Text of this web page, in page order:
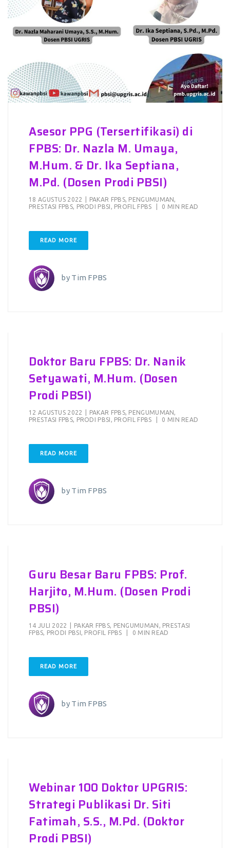
Asesor PPG (Tersertifikasi) di
FPBS: Dr. Nazla M. Umaya,
M.Hum. & Dr. Ika Septiana,
M.Pd. (Dosen Prodi PBSI)
18 AGUSTUS 2022 PAKAR FPBS, PENGUMUMAN,
PRESTASI FPBS, PRODI PBSI , PROFIL FPBS 0 MIN READ
READ MORE
by Tim FPBS
Doktor Baru FPBS: Dr. Nanik
Setyawati, M.Hum. (Dosen
Prodi PBSI)
12 AGUSTUS 2022 PAKAR FPBS, PENGUMUMAN,
PRESTASI FPBS, PRODI PBSI , PROFIL FPBS 0 MIN READ
READ MORE
by Tim FPBS
Guru Besar Baru FPBS: Prof.
Harjito, M.Hum. (Dosen Prodi
PBSI)
14 JULI 2022 PAKAR FPBS, PENGUMUMAN , PRESTASI
FPBS, PRODI PBSI, PROFIL FPBS 0 MIN READ
READ MORE
by Tim FPBS
Webinar 100 Doktor UPGRIS:
Strategi Publikasi Dr. Siti
Fatimah, S.S., M.Pd. (Doktor
Prodi PBSI)